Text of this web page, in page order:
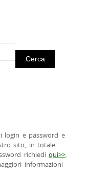
login e password e
sito, in totale
richiediqui>>.
informazioni